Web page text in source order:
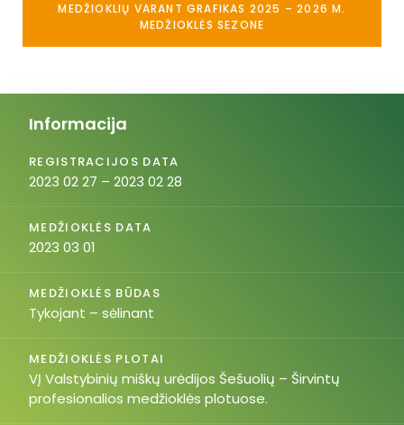
MEDŽIOKLIŲ VARANT GRAFIKAS 2025 – 2026 M.
MEDŽIOKLĖS SEZONE
Informacija
REGISTRACIJOS DATA
2023 02 27 – 2023 02 28
MEDŽIOKLĖS DATA
2023 03 01
MEDŽIOKLĖS BŪDAS
Tykojant – sėlinant
MEDŽIOKLĖS PLOTAI
VĮ Valstybinių miškų urėdijos Šešuolių – Širvintų
profesionalios medžioklės plotuose.